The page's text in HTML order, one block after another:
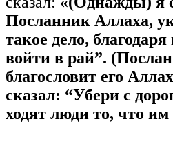
Посланник Аллаха,
такое дело,
войти в рай”.
благословит его
сказал: “Убери с
ходят люди то, что